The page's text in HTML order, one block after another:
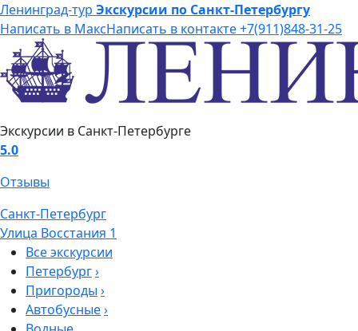
Ленинград-тур Экскурсии по Санкт-Петербургу
Написать в МаксНаписать в контакте+7(911)848-31-25
Экскурсии в Санкт-Петербурге
5.0
Отзывы
Санкт-Петербург
Улица Восстания 1
Все экскурсии
Петербург›
Пригороды ›
Автобусные›